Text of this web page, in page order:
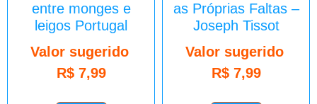
entre monges e
leigos Portugal
Valor sugerido
R$7,99
as Próprias Faltas –
Joseph Tissot
Valor sugerido
R$7,99